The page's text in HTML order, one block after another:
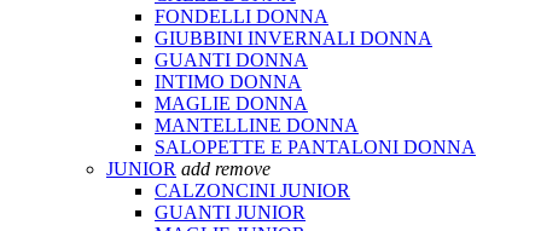
FONDELLI DONNA
GIUBBINI INVERNALI DONNA
GUANTI DONNA
INTIMO DONNA
MAGLIE DONNA
MANTELLINE DONNA
SALOPETTE E PANTALONI DONNA
JUNIOR add remove
CALZONCINI JUNIOR
GUANTI JUNIOR